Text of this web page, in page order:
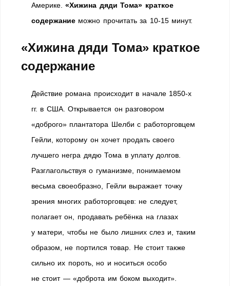
Америке. «Хижина дяди Тома» краткое
содержание можно прочитать за 10-15 минут.
«Хижина дяди Тома» краткое
содержание
Действие романа происходит в начале 1850-х
гг. в США. Открывается он разговором
«доброго» плантатора Шелби с работорговцем
Гейли, которому он хочет продать своего
лучшего негра дядю Тома в уплату долгов.
Разглагольствуя о гуманизме, понимаемом
весьма своеобразно, Гейли выражает точку
зрения многих работорговцев: не следует,
полагает он, продавать ребёнка на глазах
у матери, чтобы не было лишних слез и, таким
образом, не портился товар. Не стоит также
сильно их пороть, но и носиться особо
не стоит — «доброта им боком выходит».